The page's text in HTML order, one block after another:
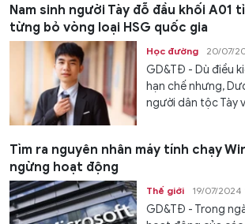
Nam sinh người Tày đỗ đầu khối A01
từng bỏ vòng loại HSG quốc gia
Học đường 20/07/
GD&TĐ - Dù điều
hạn chế nhưng,
người dân tộc Tày
Tìm ra nguyên nhân máy tính chạy
ngừng hoạt động
Thế giới 19/07/2024
GD&TĐ - Trong